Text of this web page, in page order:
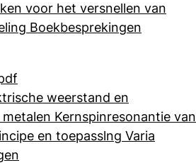
voor het versnellen van
Boekbesprekingen
weerstand en
Kernspinresonantie van
en toepasslng Varia